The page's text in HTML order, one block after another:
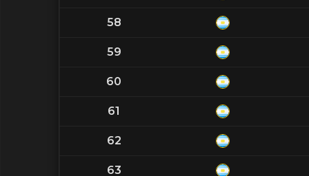
58
59
60
61
62
63